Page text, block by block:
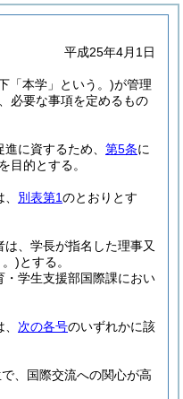
平成25年4月1日
「本学」という。)が管理
必要な事項を定めるもの
に資するため、 第5条に
目的とする。
別表第1のとおりとす
、学長が指名した理事又
)とする。
学生支援部国際課におい
次の各号のいずれかに該
、国際交流への関心が高